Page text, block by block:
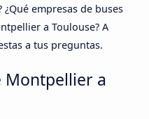
empresas de buses
a Toulouse? A
a tus preguntas.
Montpellier a